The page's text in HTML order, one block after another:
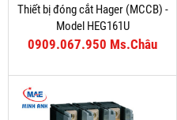
Thiết bị đóng cắt Hager (MCCB) -
Model HEG161U
0909.067.950 Ms.Châu